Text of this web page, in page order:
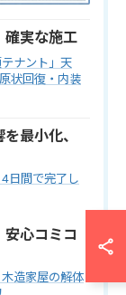
確実な施工
テナント」天
状回復・内装
最小化、
4日間で完了し
心コミコ
木造家屋の解体